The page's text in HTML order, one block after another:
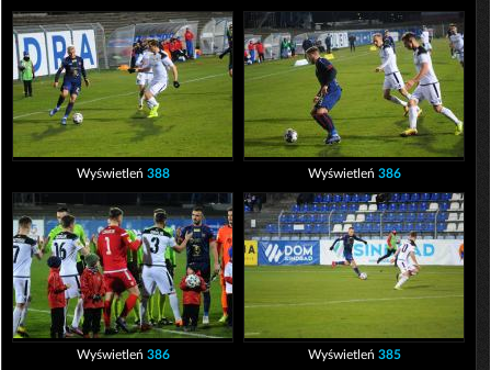
Wyświetleń 388 Wyświetleń 386
Wyświetleń 386 Wyświetleń 385